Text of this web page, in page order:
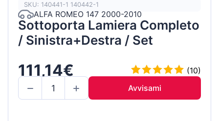
SKU: 140441-1 140442-1
ALFA ROMEO 147 2000-2010
Sottoporta Lamiera Completo
/ Sinistra+Destra / Set
111,14€
(10)
Avvisami